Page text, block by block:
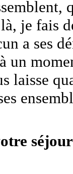
je fais
a ses
un
laisse